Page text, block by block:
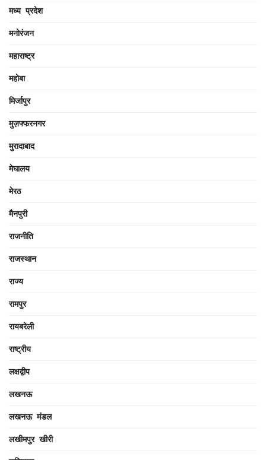
मध्य प्रदेश
मनोरंजन
महाराष्ट्र
महोबा
मिर्जापुर
मुज़फ्फरनगर
मुरादाबाद
मेघालय
मेरठ
मैनपुरी
राजनीति
राजस्थान
राज्य
रामपुर
रायबरेली
राष्ट्रीय
लक्षद्वीप
लखनऊ
लखनऊ मंडल
लखीमपुर खीरी